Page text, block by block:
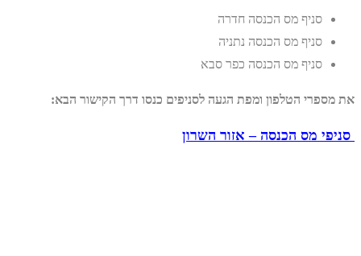
סניף מס הכנסה חדרה
סניף מס הכנסה נתניה
סניף מס הכנסה כפר סבא
את מספרי הטלפון ומפת הגעה לסניפים כנסו דרך הקישור הבא:
סניפי מס הכנסה – אזור השרון